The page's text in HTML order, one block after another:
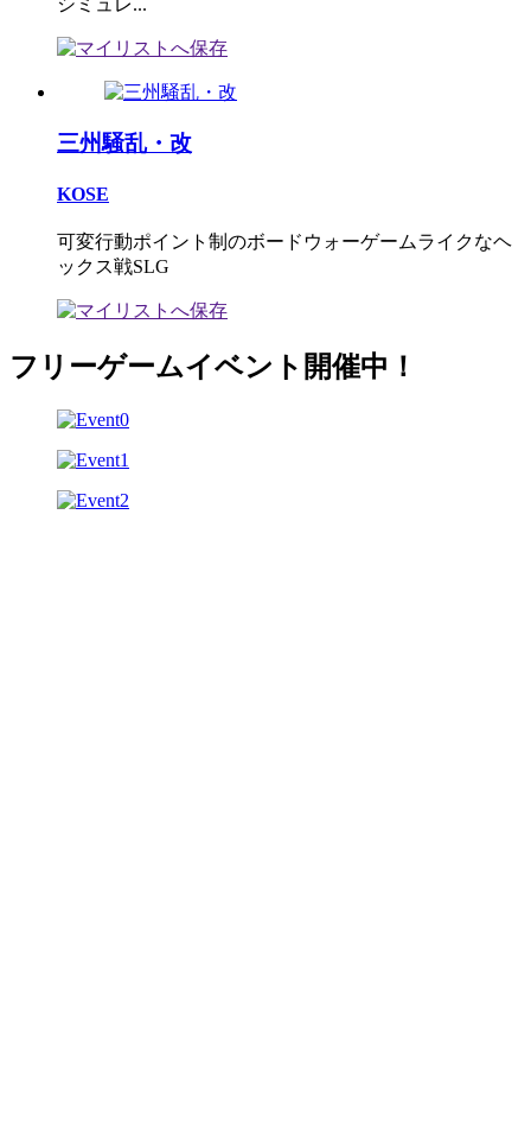
シミュレ...
三州騒乱・改
KOSE
可変行動ポイント制のボードウォーゲームライクなヘ
ックス戦SLG
フリーゲームイベント開催中！